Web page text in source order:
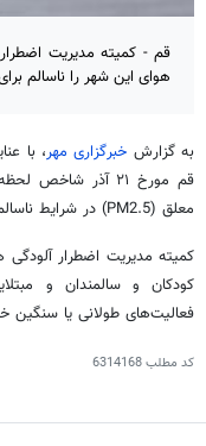
قم - کمیته مدیریت
هوای این شهر را ناسالم
به گزارش خبرگزاری مهر، با
قم مورخ ۲۱ آذر
معلق (PM2.5) در شرایط ناسالم برای گروه‌های حساس قرار دارد
کمیته مدیریت اضطرار آلودگی
کودکان و سالمندان و
فعالیت‌های طولانی یا سنگین
کد مطلب6314168